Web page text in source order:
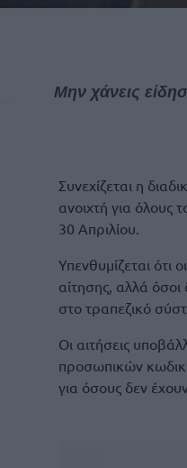
Μην χάνεις
Συνεχίζεται η
ανοιχτή για όλους
30 Απριλίου.
Υπενθυμίζεται
αίτησης, αλλά
στο τραπεζικό
Οι αιτήσεις
προσωπικών
για όσους δεν